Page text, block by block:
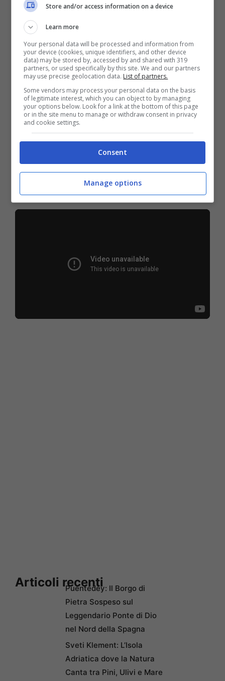
della Sicilia e Calabria tirrenica, dove
potranno avvenire rovesci anche a
carattere di nubifragio.
Giovedì 10
dovremmo avere una pausa
dalle piogge e le temperature saranno
stazionare un po’ ovunque. Ancora
dell’instabilità con possibilità di piogge
sulle coste tirreniche della Calabria e in
Articoli recentiPuentedey: Il Borgo di
Pietra Sospeso sul
Leggendario Ponte di Dio
nel Nord della Spagna
Sveti Klement: L’Isola
Adriatica dove la Natura
Canta tra Pini, Ulivi e Mare
Store and/or access information on a device
Learn more
Your personal data will be processed and information from
your device (cookies, unique identifiers, and other device
data) may be stored by, accessed by and shared with 319
partners, or used specifically by this site. We and our partners
may use precise geolocation data. List of partners.
Some vendors may process your personal data on the basis
of legitimate interest, which you can object to by managing
your options below. Look for a link at the bottom of this page
or in the site menu to manage or withdraw consent in privacy
and cookie settings.
Consent
Manage options